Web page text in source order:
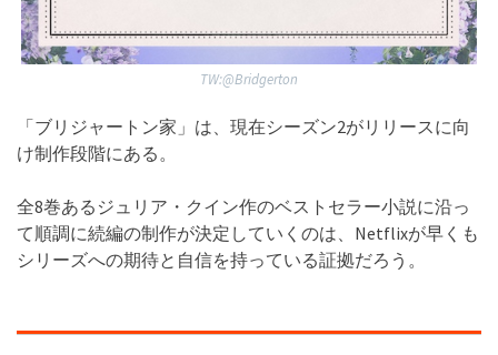
TW:@Bridgerton
「ブリジャートン家」は、現在シーズン2がリリースに向
け制作段階にある。
全8巻あるジュリア・クイン作のベストセラー小説に沿っ
て順調に続編の制作が決定していくのは、Netflixが早くも
シリーズへの期待と自信を持っている証拠だろう。